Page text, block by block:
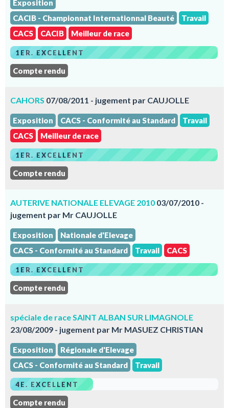
Exposition
CACIB - Championnat Internationnal Beauté
Travail
CACS
CACIB Meilleur de race
1ER. EXCELLENT
Compte rendu
CAHORS 07/08/2011 - jugement par CAUJOLLE
Exposition CACS - Conformité au Standard
Travail
CACS
Meilleur de race
1ER. EXCELLENT
Compte rendu
AUTERIVE NATIONALE ELEVAGE 2010 03/07/2010 -
jugement par Mr CAUJOLLE
Exposition
Nationale d'Elevage
CACS - Conformité au Standard
Travail CACS
1ER. EXCELLENT
Compte rendu
spéciale de race SAINT ALBAN SUR LIMAGNOLE
23/08/2009 - jugement par Mr MASUEZ CHRISTIAN
Exposition
Régionale d'Elevage
CACS - Conformité au Standard
Travail
4E. EXCELLENT
Compte rendu